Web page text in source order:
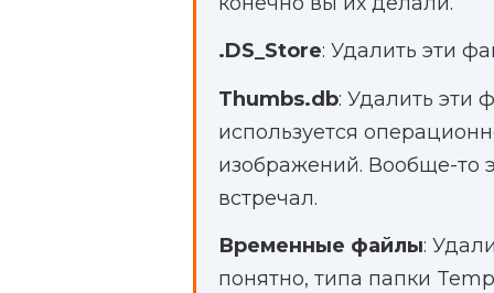
.DS_Store: Удалить эти
Thumbs.db: Удалить эти
используется
изображений. Вообще-то
встречал.
Временные файлы:
понятно, типа папки Temp